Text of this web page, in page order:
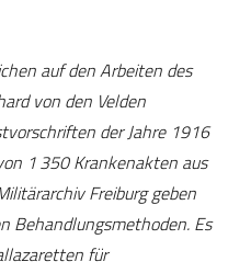
auf den Arbeiten des
von den Velden
der Jahre 1916
1 350 Krankenakten aus
Freiburg geben
Behandlungsmethoden. Es
für